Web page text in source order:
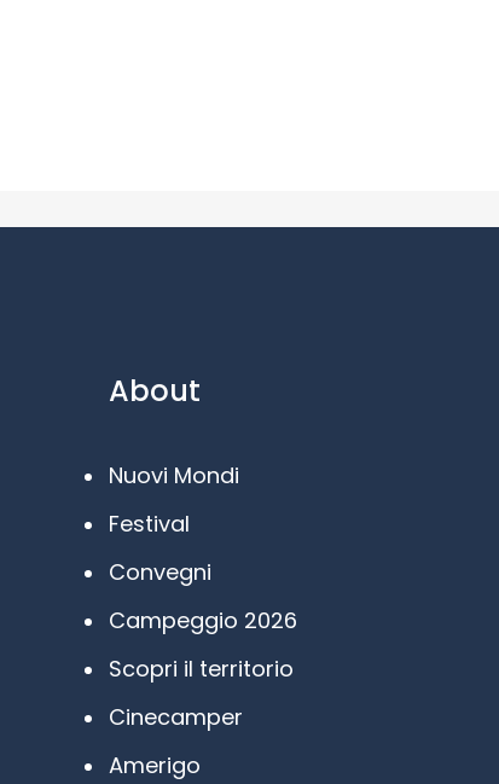
About
Nuovi Mondi
Festival
Convegni
Campeggio 2026
Scopri il territorio
Cinecamper
Amerigo